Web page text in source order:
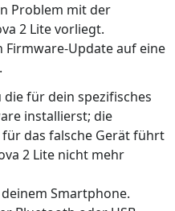
Problem mit der
2 Lite vorliegt.
Update auf eine
die für dein spezifisches
installierst; die
das falsche Gerät führt
2 Lite nicht mehr
Smartphone.